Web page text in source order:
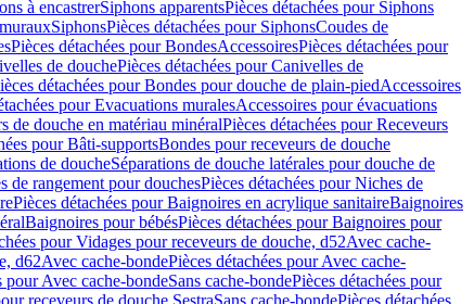
à encastrerSiphons apparentsPièces détachées pour Siphons
SiphonsPièces détachées pour SiphonsCoudes de
Pièces détachées pour BondesAccessoiresPièces détachées pour
de douchePièces détachées pour Canivelles de
détachées pour Bondes pour douche de plain-piedAccessoires
pour Evacuations muralesAccessoires pour évacuations
de douche en matériau minéralPièces détachées pour Receveurs
pour Bâti-supportsBondes pour receveurs de douche
de doucheSéparations de douche latérales pour douche de
de rangement pour douchesPièces détachées pour Niches de
Pièces détachées pour Baignoires en acrylique sanitaireBaignoires
Baignoires pour bébésPièces détachées pour Baignoires pour
pour Vidages pour receveurs de douche, d52Avec cache-
d62Avec cache-bondePièces détachées pour Avec cache-
pour Avec cache-bondeSans cache-bondePièces détachées pour
receveurs de douche SestraSans cache-bondePièces détachées